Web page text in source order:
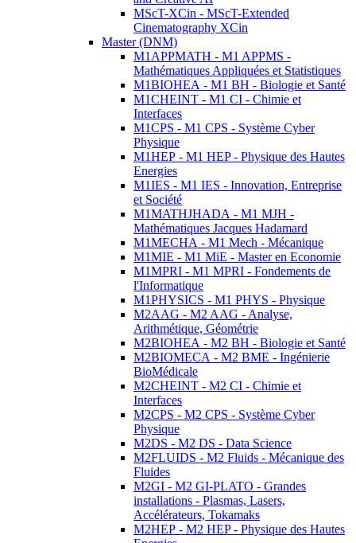
MScT-XCin - MScT-Extended
Cinematography XCin
Master (DNM)
M1APPMATH - M1 APPMS -
Mathématiques Appliquées et Statistiques
M1BIOHEA - M1 BH - Biologie et Santé
M1CHEINT - M1 CI - Chimie et
Interfaces
M1CPS - M1 CPS - Système Cyber
Physique
M1HEP - M1 HEP - Physique des Hautes
Energies
M1IES - M1 IES - Innovation, Entreprise
et Société
M1MATHJHADA - M1 MJH -
Mathématiques Jacques Hadamard
M1MECHA - M1 Mech - Mécanique
M1MIE - M1 MiE - Master en Economie
M1MPRI - M1 MPRI - Fondements de
l'Informatique
M1PHYSICS - M1 PHYS - Physique
M2AAG - M2 AAG - Analyse,
Arithmétique, Géométrie
M2BIOHEA - M2 BH - Biologie et Santé
M2BIOMECA - M2 BME - Ingénierie
BioMédicale
M2CHEINT - M2 CI - Chimie et
Interfaces
M2CPS - M2 CPS - Système Cyber
Physique
M2DS - M2 DS - Data Science
M2FLUIDS - M2 Fluids - Mécanique des
Fluides
M2GI - M2 GI-PLATO - Grandes
installations - Plasmas, Lasers,
Accélérateurs, Tokamaks
M2HEP - M2 HEP - Physique des Hautes